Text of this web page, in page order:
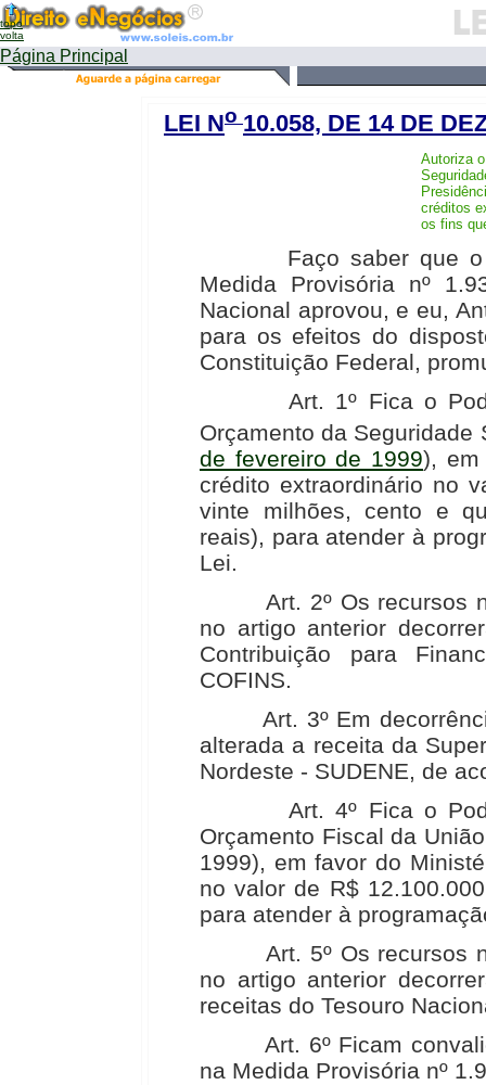
topo
volta
Página Principal
LEI No 10.058, DE 14 DE
Autoriza
créditos
os fins
Faço saber que o
Medida Provisória nº
Nacional aprovou, e eu,
para os efeitos do
Constituição Federal,
Art. 1º Fica o Poder
Orçamento da Seguridade
de fevereiro de 1999), em
crédito extraordinário no
vinte milhões, cento e
reais), para atender à
Lei.
Art. 2º Os recursos
no artigo anterior
Contribuição para
COFINS.
Art. 3º Em decorrência
alterada a receita da
Nordeste - SUDENE, de
Art. 4º Fica o Poder
Orçamento Fiscal da
1999), em favor do
no valor de R$
para atender à
Art. 5º Os recursos
no artigo anterior
receitas do Tesouro
Art. 6º Ficam
na Medida Provisória nº